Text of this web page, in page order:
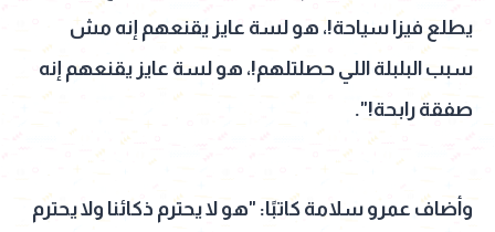
يطلع فيزا سياحة!، هو لسة عايز يقنعهم إنه مش
سبب البلبلة اللي حصلتلهم!، هو لسة عايز يقنعهم إنه
صفقة رابحة!".
وأضاف عمرو سلامة كاتبًا: "هو لا يحترم ذكائنا ولا يحترم